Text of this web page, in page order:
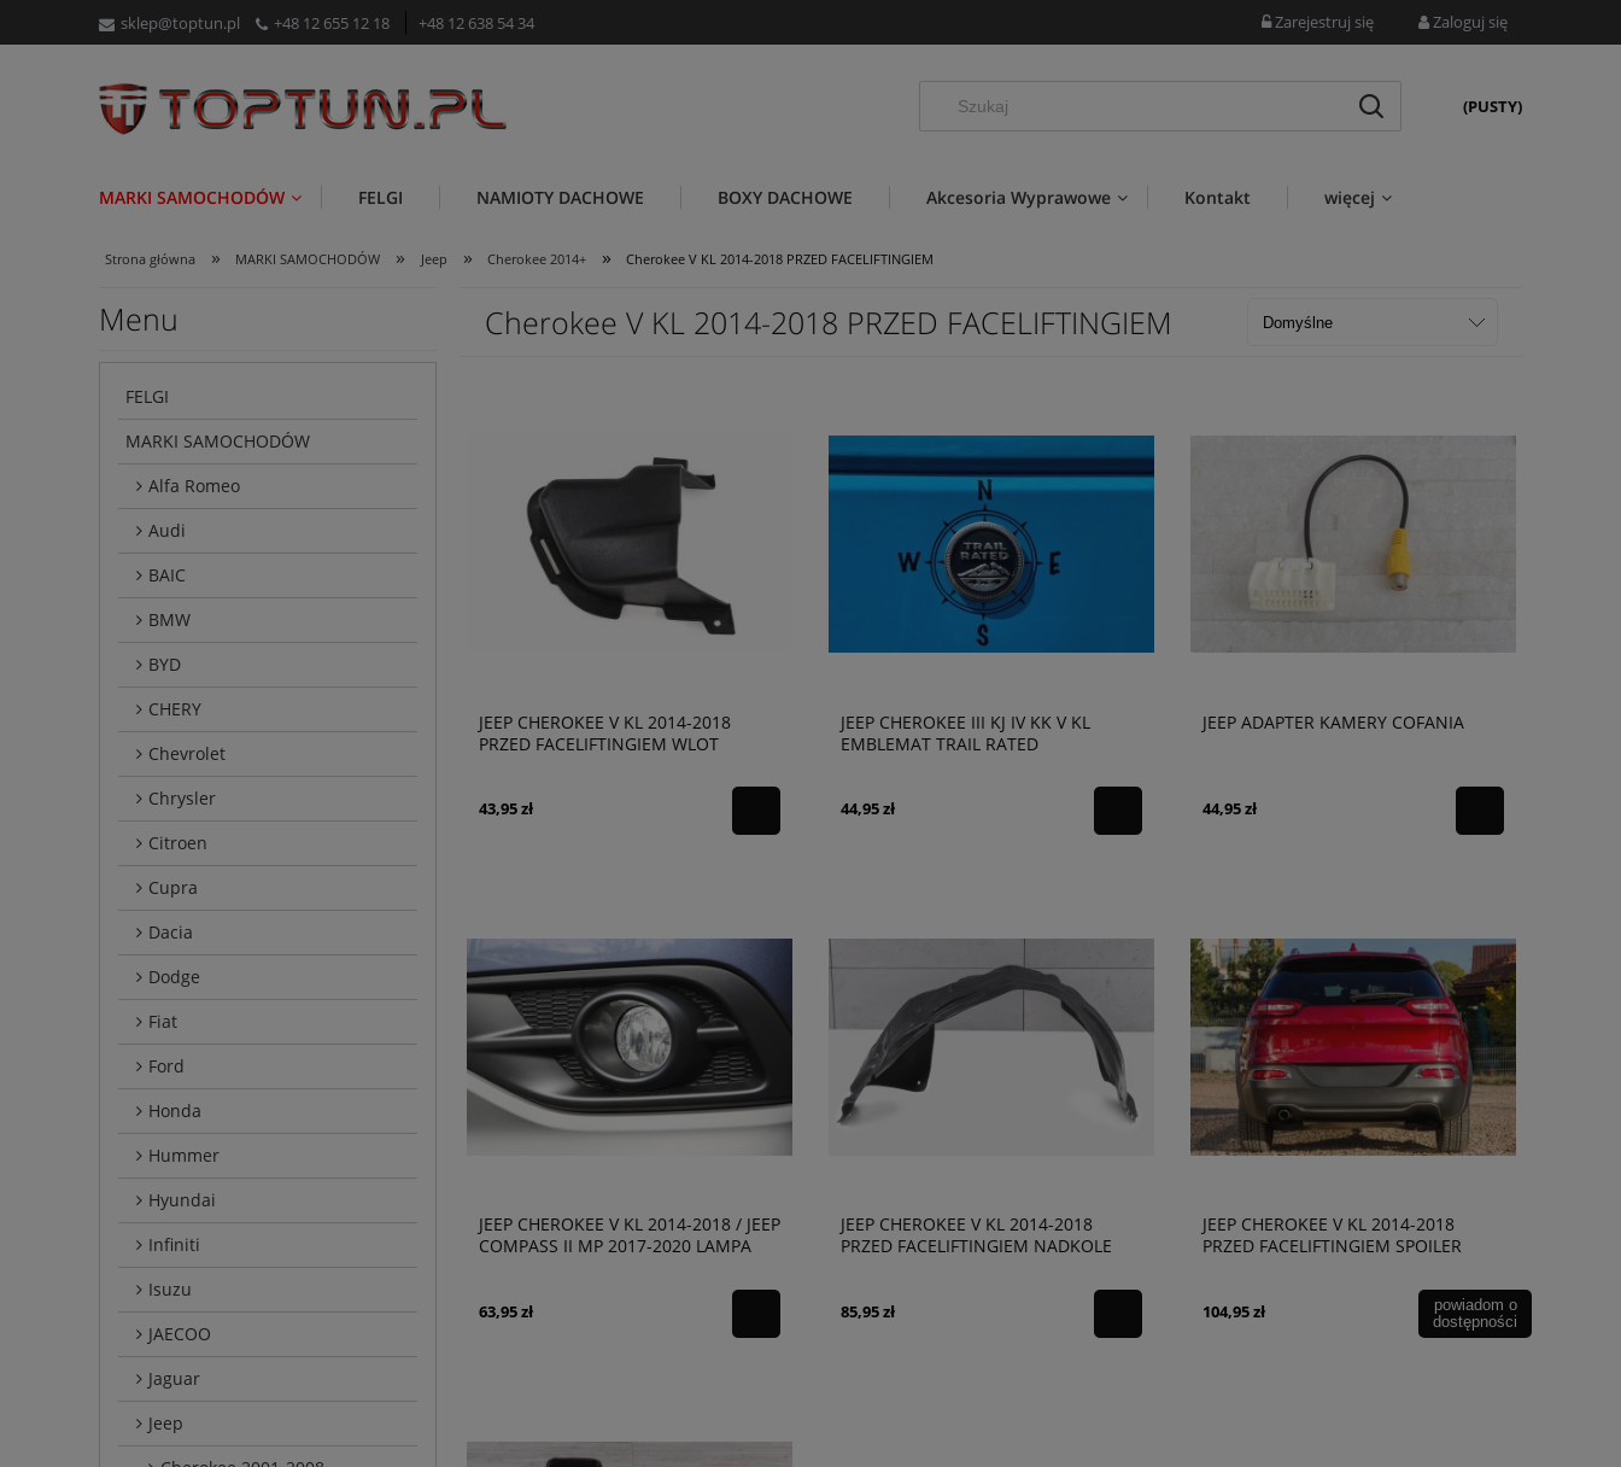
sklep@toptun.pl +48 12 655 12 18 +48 12 638 54 34 Zarejestruj się Zaloguj się
(PUSTY)
MARKI SAMOCHODÓW FELGI NAMIOTY DACHOWE BOXY DACHOWE Akcesoria Wyprawowe Kontakt więcej
Strona główna » MARKI SAMOCHODÓW » Jeep » Cherokee 2014+ » Cherokee V KL 2014-2018 PRZED FACELIFTINGIEM
Menu
FELGI
MARKI SAMOCHODÓW
Alfa Romeo
Audi
BAIC
BMW
BYD
CHERY
Chevrolet
Chrysler
Citroen
Cupra
Dacia
Dodge
Fiat
Ford
Honda
Hummer
Hyundai
Infiniti
Isuzu
JAECOO
Jaguar
Jeep
Cherokee V KL 2014-2018 PRZED FACELIFTINGIEM
JEEP CHEROKEE V KL 2014-2018
PRZED FACELIFTINGIEM WLOT
43,95 zł
JEEP CHEROKEE III KJ IV KK V KL
EMBLEMAT TRAIL RATED
44,95 zł
JEEP ADAPTER KAMERY COFANIA
44,95 zł
JEEP CHEROKEE V KL 2014-2018 / JEEP
COMPASS II MP 2017-2020 LAMPA
63,95 zł
JEEP CHEROKEE V KL 2014-2018
PRZED FACELIFTINGIEM NADKOLE
85,95 zł
JEEP CHEROKEE V KL 2014-2018
PRZED FACELIFTINGIEM SPOILER
104,95 zł
powiadom o
dostępności